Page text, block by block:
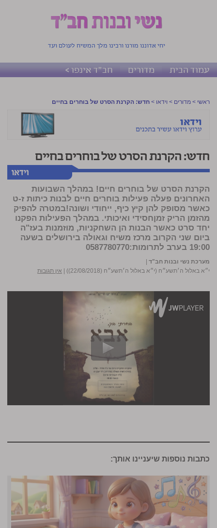
יחי אדוננו מורנו ורבינו מלך המשיח לעולם ועד
עמוד הבית מדורים חב"ד אינפו >
ראשי > מדורים > וידאו > חדש: הקרנת הסרט של בוחרים בחיים
חדש: הקרנת הסרט של בוחרים בחיים
הקרנת הסרט של בוחרים חיים! במהלך השבועות
האחרונים פעלה פעילות בוחרים חיים לבנות כיתות ז-ט
כאשר מסופק להן קיץ כיף, ייחודי ושונה!במטרה להפיק
מהזמן הריק זמןחסידי ואיכותי. במהלך הפעילות הפקנו
יחד סרט כאשר הבנות הן השחקניות, מוזמנות בעז"ה
ביום שני הקרוב מרכז משיח וגאולה בירושלים בשעה
19:00 בערב לתרומות:0587780770
מערכת נשי ובנות חב"ד |
י״א באלול ה׳תשע״ח (י״א באלול ה׳תשע״ח (22/08/2018))
| אין תגובות
כתבות נוספות שיעניינו אותך: